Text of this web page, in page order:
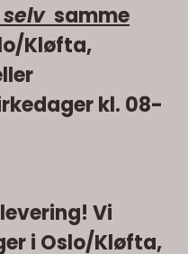
2 stk USB ladeutganger •
5V/2A USB-C • LED-
x 31mm •
Tilbehør
5A-Outlet USB-C
• Brukermanual •
samme
Kløfta,
kl. 08-
levering! Vi
i Oslo/Kløfta,